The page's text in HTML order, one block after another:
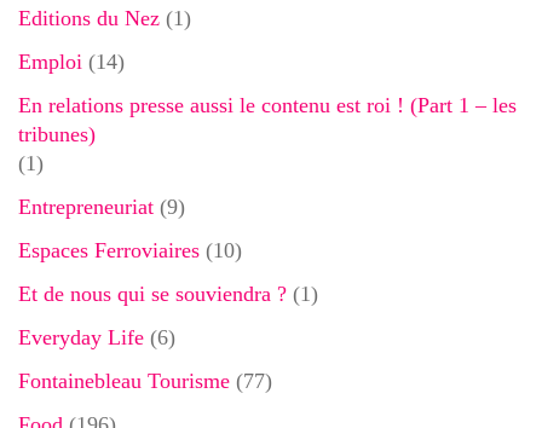
Editions du Nez (1)
Emploi (14)
En relations presse aussi le contenu est roi ! (Part 1 – les
tribunes)
(1)
Entrepreneuriat (9)
Espaces Ferroviaires (10)
Et de nous qui se souviendra ? (1)
Everyday Life (6)
Fontainebleau Tourisme (77)